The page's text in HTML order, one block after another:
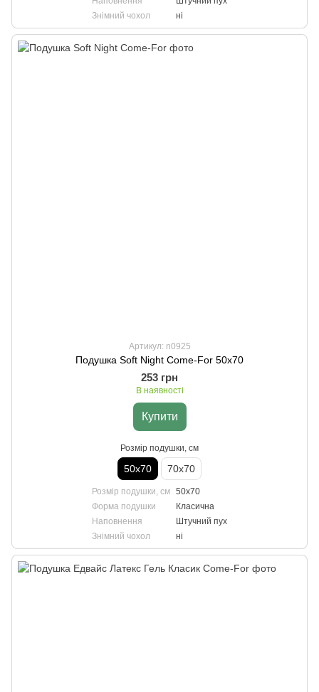
Знімний чохол
ні
Артикул: n0925
Подушка Soft Night Come-For 50х70
253 грн
В наявності
Купити
Розмір подушки, см
50х70 70х70
Розмір подушки, см 50х70
Форма подушки
Класична
Наповнення
Штучний пух
Знімний чохол
ні